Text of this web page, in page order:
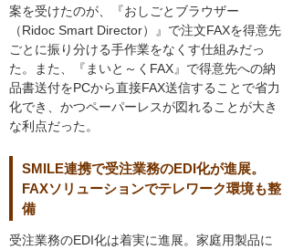
案を受けたのが、『おしごとブラウザー
（Ridoc Smart Director）』で注文FAXを得意先
ごとに振り分ける手作業をなくす仕組みだっ
た。また、『まいと～くFAX』で得意先への納
品書送付をPCから直接FAX送信することで省力
化でき、かつペーパーレスが図れることが大き
な利点だった。
SMILE連携で受注業務のEDI化が進展。
FAXソリューションでテレワーク環境も整
備
受注業務のEDI化は着実に進展。家庭用製品に